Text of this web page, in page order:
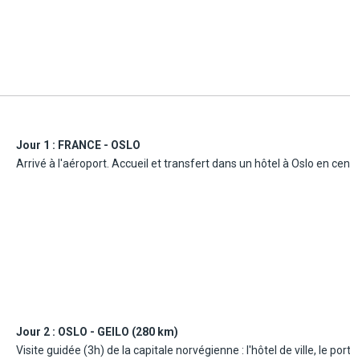
Jour 1 : FRANCE - OSLO
Arrivé à l'aéroport. Accueil et transfert dans un hôtel à Oslo en
Jour 2 : OSLO - GEILO (280 km)
Visite guidée (3h) de la capitale norvégienne : l'hôtel de ville, le